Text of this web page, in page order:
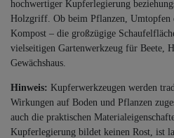
hochwertiger Kupferlegierung
Holzgriff. Ob beim Pflanzen, Umtopfen
Kompost – die großzügige
vielseitigen Gartenwerkzeug für Beete,
Gewächshaus.
Hinweis: Kupferwerkzeugen werden
Wirkungen auf Boden und Pflanzen
auch die praktischen
Kupferlegierung bildet keinen Rost, ist